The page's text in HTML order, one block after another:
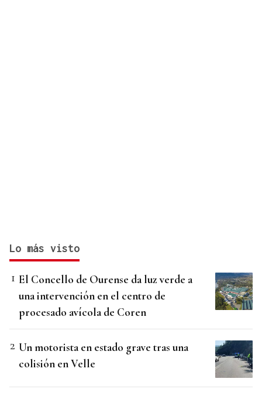
Lo más visto
El Concello de Ourense da luz verde a
una intervención en el centro de
procesado avícola de Coren
Un motorista en estado grave tras una
colisión en Velle